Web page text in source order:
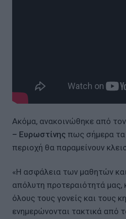
Ακόμα, ανακοινώθηκε από
– Ευρωστίνης πως σήμερα τα
περιοχή θα παραμείνουν
«Η ασφάλεια των μαθητών
απόλυτη προτεραιότητά μας,
όλους τους γονείς και τους
ενημερώνονται τακτικά από